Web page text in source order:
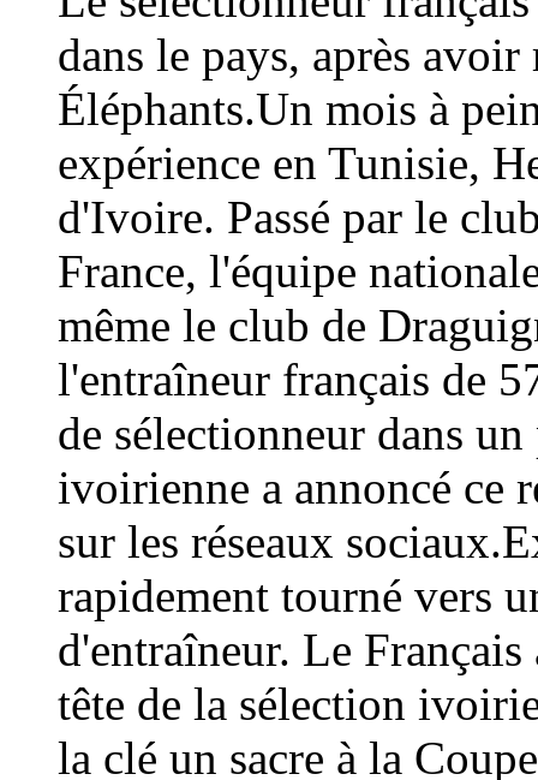
dans le pays, après
Éléphants.Un mois à
expérience en Tunisie,
d'Ivoire. Passé par le
France, l'équipe
même le club de
l'entraîneur français de
de sélectionneur dans
ivoirienne a annoncé ce
sur les réseaux
rapidement tourné vers
d'entraîneur. Le
tête de la sélection
la clé un sacre à la